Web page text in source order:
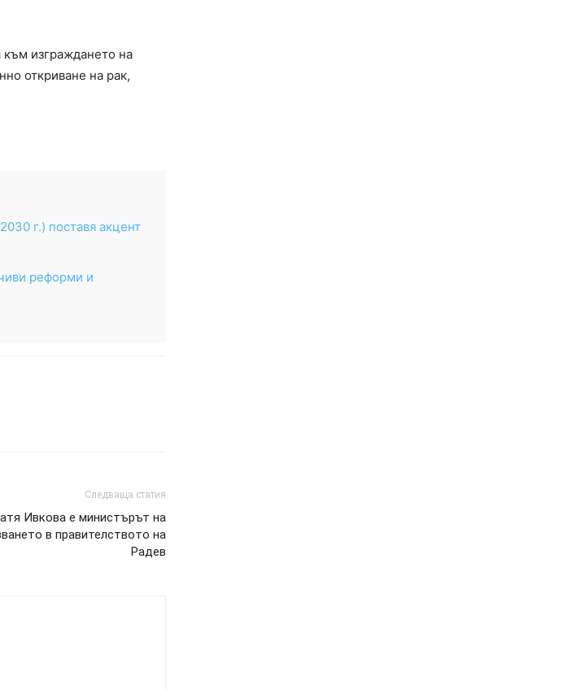
към изграждането на
откриване на рак,
г.) поставя акцент
реформи и
Следваща статия
Ивкова е министърът на
в правителството на
Радев